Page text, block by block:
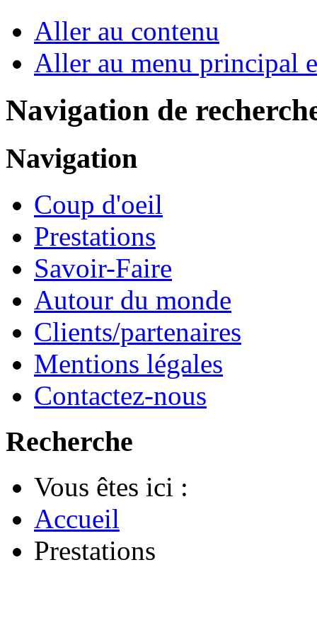
Aller au contenu
Aller au menu principal
Navigation de
Navigation
Coup d'oeil
Prestations
Savoir-Faire
Autour du monde
Clients/partenaires
Mentions légales
Contactez-nous
Recherche
Vous êtes ici :
Accueil
Prestations